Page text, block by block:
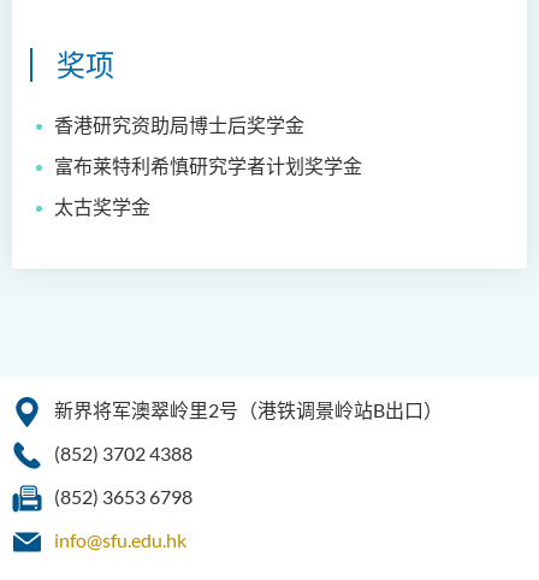
奖项
香港研究资助局博士后奖学金
富布莱特利希慎研究学者计划奖学金
太古奖学金
新界将军澳翠岭里2号（港铁调景岭站B出口）
(852) 3702 4388
(852) 3653 6798
info@sfu.edu.hk